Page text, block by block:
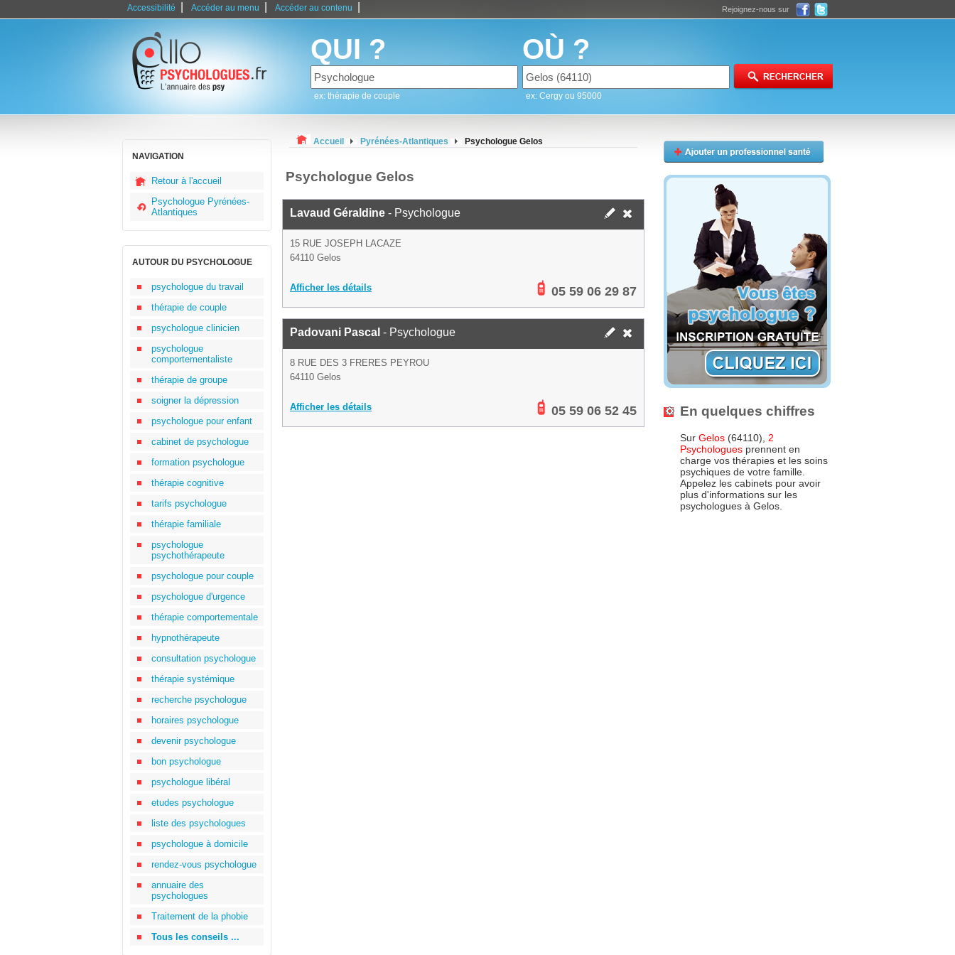
Accessibilité Accéder au menu Accéder au contenu Rejoignez-nous sur
QUI ?
ex: thérapie de couple
OÙ ?
ex: Cergy ou 95000
NAVIGATION
Retour à l'accueil
Psychologue Pyrénées-
Atlantiques
AUTOUR DU PSYCHOLOGUE
psychologue du travail
thérapie de couple
psychologue clinicien
psychologue
comportementaliste
thérapie de groupe
soigner la dépression
psychologue pour enfant
cabinet de psychologue
formation psychologue
thérapie cognitive
tarifs psychologue
thérapie familiale
psychologue
psychothérapeute
psychologue pour couple
psychologue d'urgence
thérapie comportementale
hypnothérapeute
consultation psychologue
thérapie systémique
recherche psychologue
horaires psychologue
devenir psychologue
bon psychologue
psychologue libéral
etudes psychologue
liste des psychologues
psychologue à domicile
rendez-vous psychologue
annuaire des
psychologues
Traitement de la phobie
Tous les conseils ...
Accueil Pyrénées-Atlantiques Psychologue Gelos
Psychologue Gelos
Lavaud Géraldine - Psychologue
15 RUE JOSEPH LACAZE
64110 Gelos
Afficher les détails 05 59 06 29 87
Padovani Pascal - Psychologue
8 RUE DES 3 FRERES PEYROU
64110 Gelos
Afficher les détails 05 59 06 52 45 En quelques chiffres
Sur Gelos (64110), 2
Psychologues prennent en
charge vos thérapies et les soins
psychiques de votre famille.
Appelez les cabinets pour avoir
plus d'informations sur les
psychologues à Gelos.